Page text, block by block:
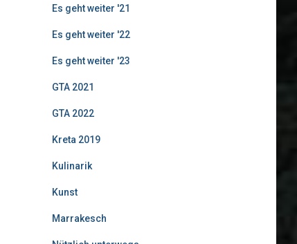
Es geht weiter '21
Es geht weiter '22
Es geht weiter '23
GTA 2021
GTA 2022
Kreta 2019
Kulinarik
Kunst
Marrakesch